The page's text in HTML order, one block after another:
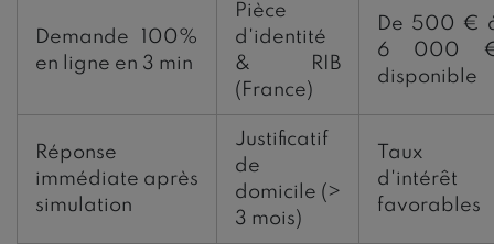
Demande 100%
en ligne en 3 min
Pièce
d'identité
& RIB
(France)
De 500 €
6 000
disponible
Réponse
immédiate après
simulation
Justificatif
de
domicile (>
3 mois)
Taux
d'intérêt
favorables